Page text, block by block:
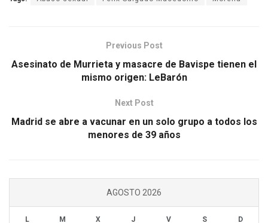
Previous Post
Asesinato de Murrieta y masacre de Bavispe tienen el
mismo origen: LeBarón
Next Post
Madrid se abre a vacunar en un solo grupo a todos los
menores de 39 años
AGOSTO 2026
L M X J V S D